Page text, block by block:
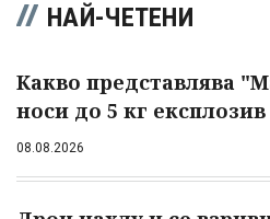
НАЙ-ЧЕТЕНИ
Какво представлява
носи до 5 кг експлозив
08.08.2026